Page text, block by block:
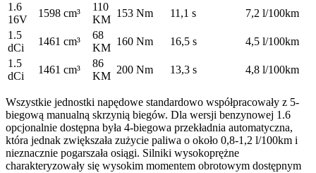
1.6
16V
1598 cm³
110
KM
153 Nm 11,1 s
7,2 l/100km
1.5
dCi
1461 cm³
68
KM
160 Nm 16,5 s
4,5 l/100km
1.5
dCi
1461 cm³
86
KM
200 Nm 13,3 s 4,8 l/100km
Wszystkie jednostki napędowe standardowo współpracowały z 5-
biegową manualną skrzynią biegów. Dla wersji benzynowej 1.6
opcjonalnie dostępna była 4-biegowa przekładnia automatyczna,
która jednak zwiększała zużycie paliwa o około 0,8-1,2 l/100km i
nieznacznie pogarszała osiągi. Silniki wysokoprężne
charakteryzowały się wysokim momentem obrotowym dostępnym